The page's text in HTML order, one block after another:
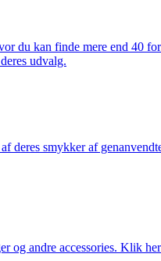
du kan finde mere end 40
udvalg.
deres smykker af
og andre accessories. Klik